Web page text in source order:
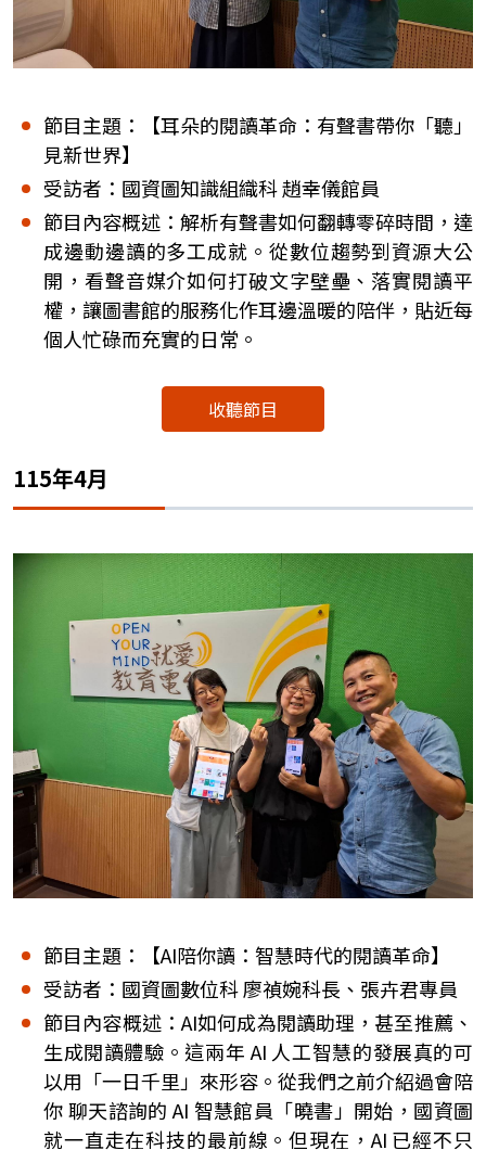
節目主題：【耳朵的閱讀革命：有聲書帶你「聽」
見新世界】
受訪者：國資圖知識組織科 趙幸儀館員
節目內容概述：解析有聲書如何翻轉零碎時間，達
成邊動邊讀的多工成就。從數位趨勢到資源大公
開，看聲音媒介如何打破文字壁壘、落實閱讀平
權，讓圖書館的服務化作耳邊溫暖的陪伴，貼近每
個人忙碌而充實的日常。
收聽節目
115年4月
節目主題：【AI陪你讀：智慧時代的閱讀革命】
受訪者：國資圖數位科 廖禎婉科長、張卉君專員
節目內容概述：AI如何成為閱讀助理，甚至推薦、
生成閱讀體驗。這兩年 AI 人工智慧的發展真的可
以用「一日千里」來形容。從我們之前介紹過會陪
你 聊天諮詢的 AI 智慧館員「曉書」開始，國資圖
就一直走在科技的最前線。但現在，AI 已經不只